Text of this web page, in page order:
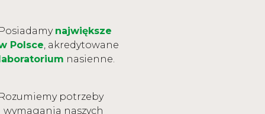
największe
Polsce, akredytowane
nasienne.
potrzeby
wymagania naszych